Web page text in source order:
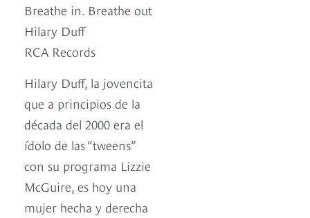
Breathe in. Breathe out
Hilary Duff
RCA Records
Hilary Duff, la jovencita
que a principios de la
década del 2000 era el
ídolo de las “tweens”
con su programa Lizzie
McGuire, es hoy una
mujer hecha y derecha